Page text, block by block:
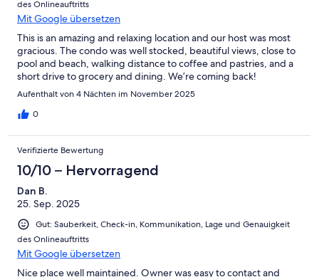
des Onlineauftritts
Mit Google übersetzen
This is an amazing and relaxing location and our host was most
gracious. The condo was well stocked, beautiful views, close to
pool and beach, walking distance to coffee and pastries, and a
short drive to grocery and dining. We’re coming back!
Aufenthalt von 4 Nächten im November 2025
0
Verifizierte Bewertung
10/10 – Hervorragend
Dan B.
25. Sep. 2025
Gut: Sauberkeit, Check-in, Kommunikation, Lage und Genauigkeit
des Onlineauftritts
Mit Google übersetzen
Nice place well maintained. Owner was easy to contact and